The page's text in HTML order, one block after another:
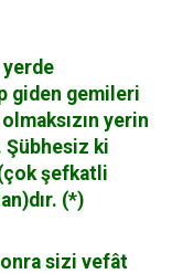
giden gemileri
yerin
Şübhesiz ki
şefkatli
(*)
sizi vefât